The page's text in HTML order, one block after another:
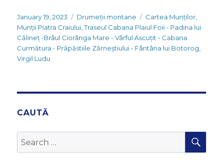
Posted
on
January 19, 2023 Categories
Drumeții montane Tags
Cartea Munților
Munții Piatra Craiului ,Traseul Cabana Plaiul Foii - Padina lui
Călineț -Brâul Ciorânga Mare - Vârful Ascuțit - Cabana
Curmătura - Prăpăstiile Zărneștiului - Fântâna lui Botorog
Virgil Ludu
CAUTĂ
Search
for: